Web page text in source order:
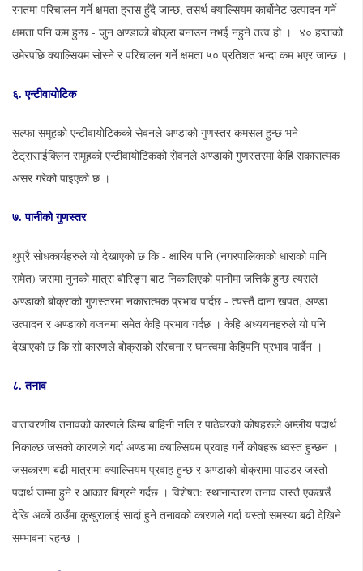
रगतमा परिचालन गर्ने क्षमता ह्रास हुँदै जान्छ, तसर्थ क्याल्सियम कार्बोनेट उत्पादन गर्ने
क्षमता पनि कम हुन्छ - जुन अण्डाको बोक्रा बनाउन नभई नहुने तत्व हो । ४० हप्ताको
उमेरपछि क्याल्सियम सोस्ने र परिचालन गर्ने क्षमता ५० प्रतिशत भन्दा कम भएर जान्छ ।
६.एन्टीवायोटिक
सल्फा समूहको एन्टीवायोटिकको सेवनले अण्डाको गुणस्तर कमसल हुन्छ भने
टेट्रासाईक्लिन समूहको एन्टीवायोटिकको सेवनले अण्डाको गुणस्तरमा केहि सकारात्मक
असर गरेको पाइएको छ ।
७.पानीकोगुणस्तर
थुप्रै सोधकार्यहरुले यो देखाएको छ कि - क्षारिय पानि (नगरपालिकाको धाराको पानि
समेत) जसमा नुनको मात्रा बोरिङ्ग बाट निकालिएको पानीमा जत्तिकै हुन्छ त्यसले
अण्डाको बोक्राको गुणस्तरमा नकारात्मक प्रभाव पार्दछ - त्यस्तै दाना खपत, अण्डा
उत्पादन र अण्डाको वजनमा समेत केहि प्रभाव गर्दछ । केहि अध्ययनहरुले यो पनि
देखाएको छ कि सो कारणले बोक्राको संरचना र घनत्वमा केहिपनि प्रभाव पार्दैन ।
८.तनाव
वातावरणीय तनावको कारणले डिम्ब बाहिनी नलि र पाठेघरको कोषहरूले अम्लीय पदार्थ
निकाल्छ जसको कारणले गर्दा अण्डामा क्याल्सियम प्रवाह गर्ने कोषहरू ध्वस्त हुन्छन ।
जसकारण बढी मात्रामा क्याल्सियम प्रवाह हुन्छ र अण्डाको बोक्रामा पाउडर जस्तो
पदार्थ जम्मा हुने र आकार बिग्रने गर्दछ । विशेषत: स्थानान्तरण तनाव जस्तै एकठाउँ
देखि अर्को ठाउँमा कुखुरालाई सार्दा हुने तनावको कारणले गर्दा यस्तो समस्या बढी देखिने
सम्भावना रहन्छ ।